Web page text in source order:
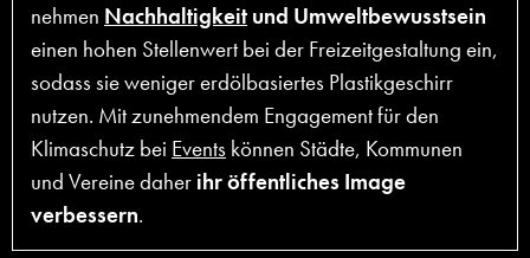
nehmen Nachhaltigkeit und Umweltbewusstsein
einen hohen Stellenwert bei der Freizeitgestaltung ein,
sodass sie weniger erdölbasiertes Plastikgeschirr
nutzen. Mit zunehmendem Engagement für den
Klimaschutz bei Events können Städte, Kommunen
und Vereine daher ihr öffentliches Image
verbessern.